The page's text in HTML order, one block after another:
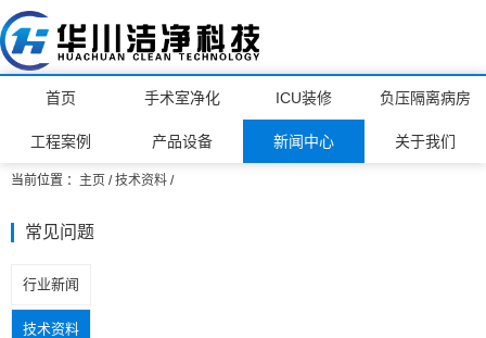
首页 手术室净化 ICU装修 负压隔离病房
工程案例 产品设备 新闻中心 关于我们
当前位置 ： 主页 /技术资料 /
常见问题
行业新闻
技术资料